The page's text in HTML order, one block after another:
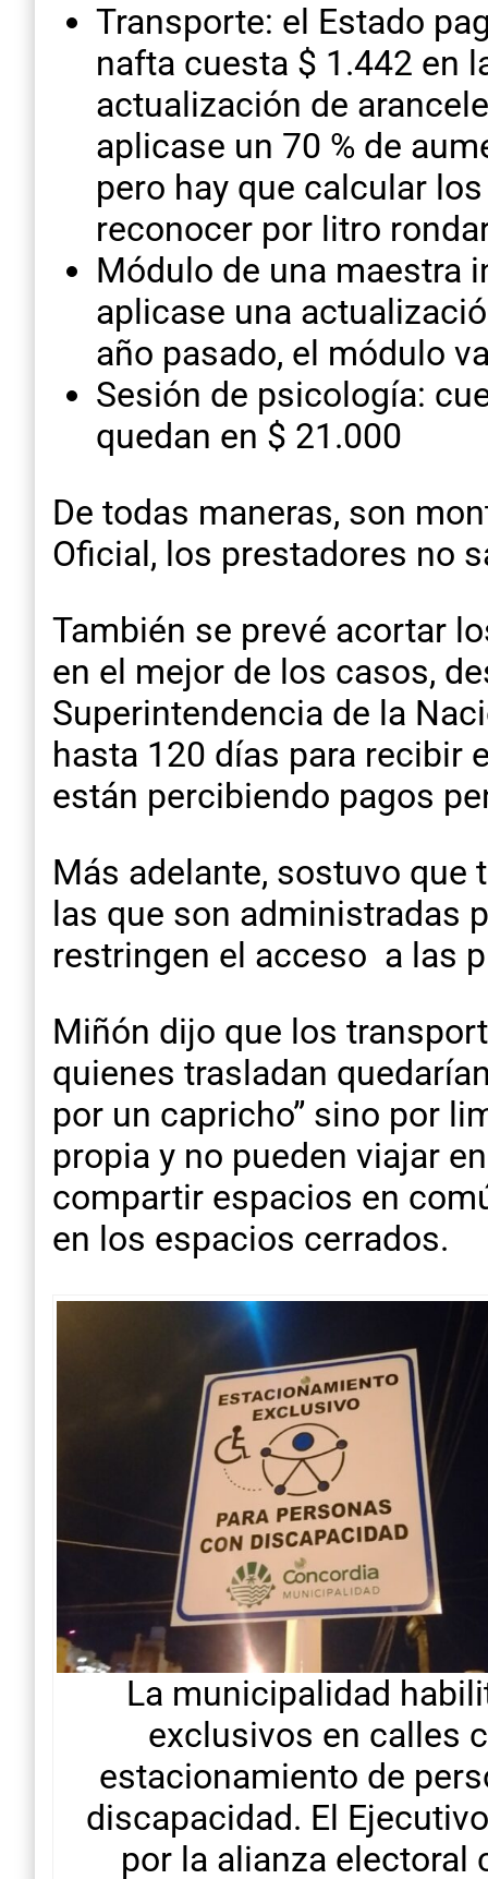
Transporte: el Estado
nafta cuesta $ 1.442 en
actualización de
aplicase un 70 % de
pero hay que calcular
reconocer por litro
Módulo de una maestra
aplicase una
año pasado, el módulo
Sesión de psicología:
quedan en $ 21.000
De todas maneras, son
Oficial, los prestadores no
También se prevé acortar
en el mejor de los casos,
Superintendencia de la
hasta 120 días para recibir
están percibiendo pagos
Más adelante, sostuvo que
las que son administradas
restringen el acceso a las
Miñón dijo que los
quienes trasladan
por un capricho” sino por
propia y no pueden viajar
compartir espacios en
en los espacios cerrados.
La municipalidad
exclusivos en calles
estacionamiento de
discapacidad. El
por la alianza electoral